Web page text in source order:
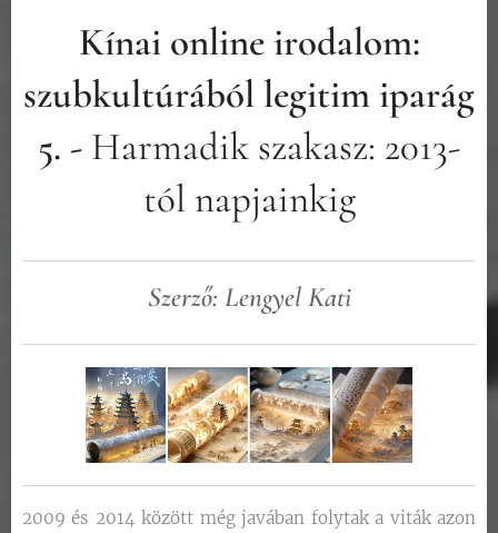
Kínai online irodalom:
szubkultúrából legitim iparág
5. - Harmadik szakasz: 2013-
tól napjainkig
Szerző: Lengyel Kati
2009 és 2014 között még javában folytak a viták azon